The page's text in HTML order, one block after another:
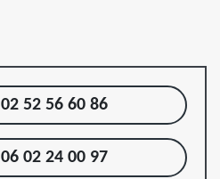
02 52 56 60 86
06 02 24 00 97